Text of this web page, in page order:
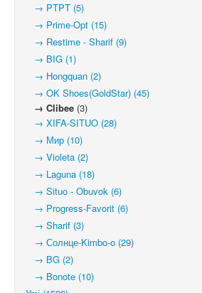
→ PTPT (5)
→ Prime-Opt (15)
→ Restime - Sharif (9)
→ BIG (1)
→ Hongquan (2)
→ OK Shoes(GoldStar) (45)
→ Clibee (3)
→ XIFA-SITUO (28)
→ Мир (10)
→ Violeta (2)
→ Laguna (18)
→ Situo - Obuvok (6)
→ Progress-Favorit (6)
→ Sharif (3)
→ Солнце-Kimbo-o (29)
→ BG (2)
→ Bonote (10)